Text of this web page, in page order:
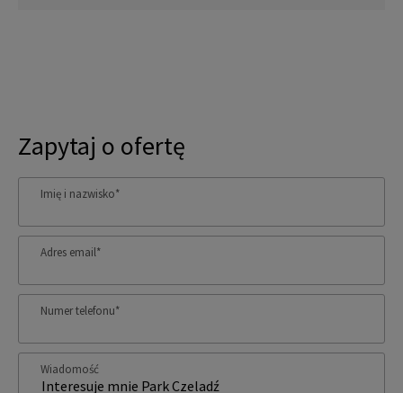
Zapytaj o ofertę
Imię i nazwisko*
Adres email*
Numer telefonu*
Wiadomość